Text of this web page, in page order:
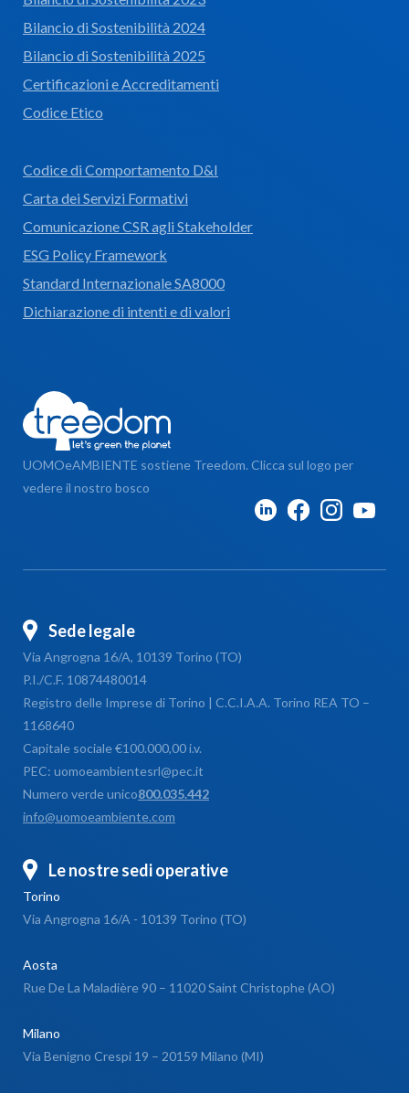
Bilancio di Sostenibilità 2024
Bilancio di Sostenibilità 2025
Certificazioni e Accreditamenti
Codice Etico
Codice di Comportamento D&I
Carta dei Servizi Formativi
Comunicazione CSR agli Stakeholder
ESG Policy Framework
Standard Internazionale SA8000
Dichiarazione di intenti e di valori
UOMOeAMBIENTE sostiene Treedom. Clicca sul logo per
vedere il nostro bosco
Sede legale
Via Angrogna 16/A, 10139 Torino (TO)
P.I./C.F. 10874480014
Registro delle Imprese di Torino | C.C.I.A.A. Torino REA TO –
1168640
Capitale sociale €100.000,00 i.v.
PEC: uomoeambientesrl@pec.it
Numero verde unico800.035.442
info@uomoeambiente.com
Le nostre sedi operative
Torino
Via Angrogna 16/A - 10139 Torino (TO)
Aosta
Rue De La Maladière 90 – 11020 Saint Christophe (AO)
Milano
Via Benigno Crespi 19 – 20159 Milano (MI)